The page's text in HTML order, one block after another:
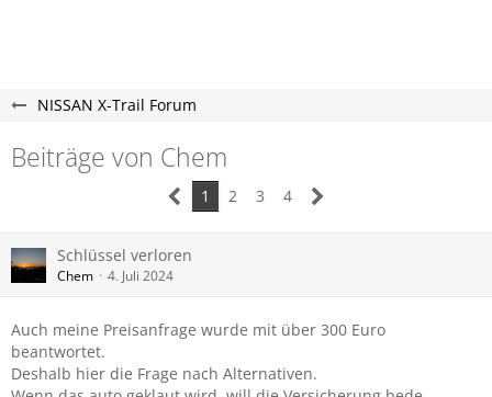
NISSAN X-Trail Forum
Beiträge von Chem
1 2 3 4
Schlüssel verloren
Chem 4. Juli 2024
Auch meine Preisanfrage wurde mit über 300 Euro
beantwortet.
Deshalb hier die Frage nach Alternativen.